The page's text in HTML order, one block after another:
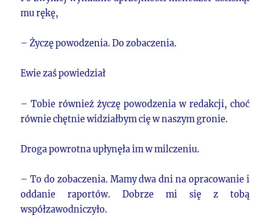
mu rękę,
– Życzę powodzenia. Do zobaczenia.
Ewie zaś powiedział
– Tobie również życzę powodzenia w redakcji, choć
równie chętnie widziałbym cię w naszym gronie.
Droga powrotna upłynęła im w milczeniu.
– To do zobaczenia. Mamy dwa dni na opracowanie i
oddanie raportów. Dobrze mi się z tobą
współzawodniczyło.